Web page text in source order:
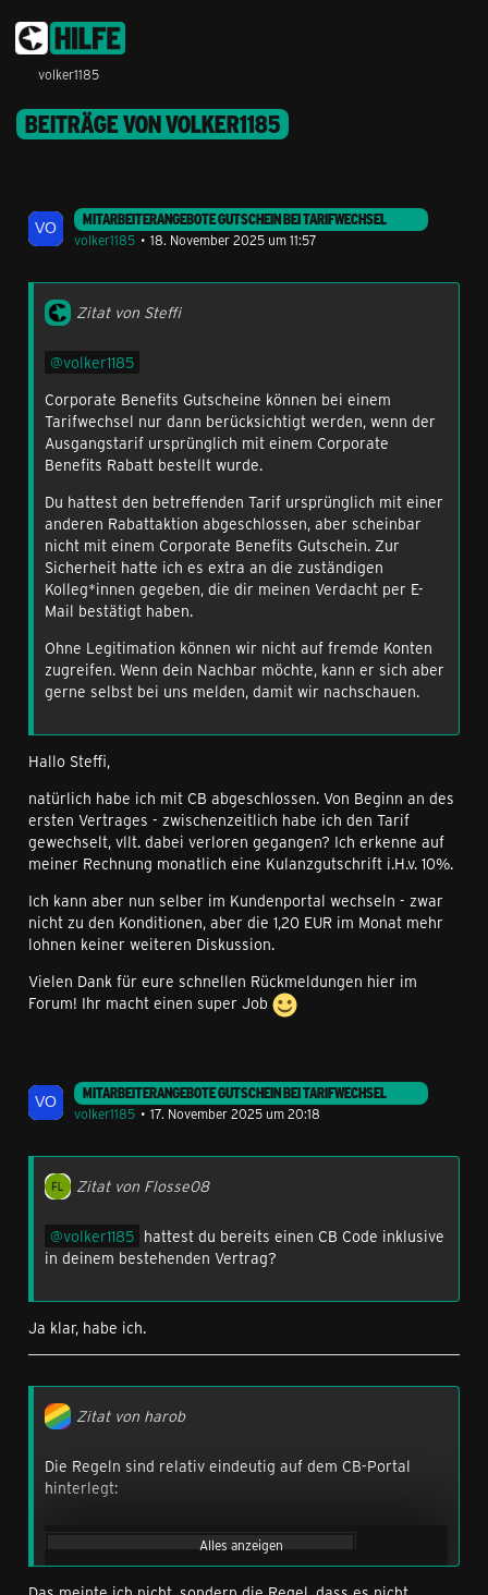
volker1185
BEITRÄGE VON VOLKER1185
MITARBEITERANGEBOTE GUTSCHEIN BEI TARIFWECHSEL
volker1185
18. November 2025 um 11:57
Zitat von Steffi
volker1185
Corporate Benefits Gutscheine können bei einem
Tarifwechsel nur dann berücksichtigt werden, wenn der
Ausgangstarif ursprünglich mit einem Corporate
Benefits Rabatt bestellt wurde.
Du hattest den betreffenden Tarif ursprünglich mit einer
anderen Rabattaktion abgeschlossen, aber scheinbar
nicht mit einem Corporate Benefits Gutschein. Zur
Sicherheit hatte ich es extra an die zuständigen
Kolleg*innen gegeben, die dir meinen Verdacht per E-
Mail bestätigt haben.
Ohne Legitimation können wir nicht auf fremde Konten
zugreifen. Wenn dein Nachbar möchte, kann er sich aber
gerne selbst bei uns melden, damit wir nachschauen.
Hallo Steffi,
natürlich habe ich mit CB abgeschlossen. Von Beginn an des
ersten Vertrages - zwischenzeitlich habe ich den Tarif
gewechselt, vllt. dabei verloren gegangen? Ich erkenne auf
meiner Rechnung monatlich eine Kulanzgutschrift i.H.v. 10%.
Ich kann aber nun selber im Kundenportal wechseln - zwar
nicht zu den Konditionen, aber die 1,20 EUR im Monat mehr
lohnen keiner weiteren Diskussion.
Vielen Dank für eure schnellen Rückmeldungen hier im
Forum! Ihr macht einen super Job
MITARBEITERANGEBOTE GUTSCHEIN BEI TARIFWECHSEL
volker1185
17. November 2025 um 20:18
Zitat von Flosse08
volker1185 hattest du bereits einen CB Code inklusive
in deinem bestehenden Vertrag?
Ja klar, habe ich.
Zitat von harob
Die Regeln sind relativ eindeutig auf dem CB-Portal
hinterlegt:
Alles anzeigen